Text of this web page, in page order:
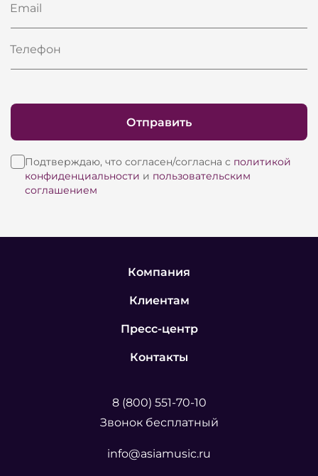
Email
Телефон
Подтверждаю, что согласен/согласна с политикой
конфиденциальности и пользовательским
соглашением
Отправить
Компания
Клиентам
Пресс-центр
Контакты
8 (800) 551-70-10
Звонок бесплатный
info@asiamusic.ru